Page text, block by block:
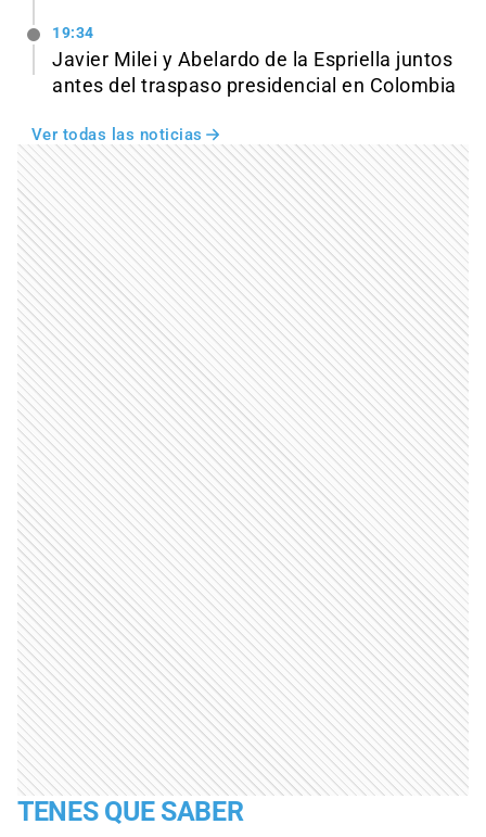
19:34
Javier Milei y Abelardo de la Espriella juntos
antes del traspaso presidencial en Colombia
Ver todas las noticias
TENES QUE SABER